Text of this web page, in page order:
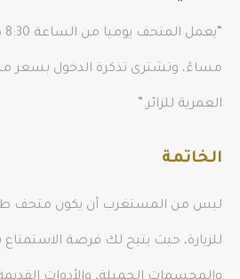
مساءً، وتشترى تذكرة الدخول بسعر
العمرية للزائر.”
الخاتمة
ليس من المستغرب أن يكون متحف
للزيارة، حيث يتيح لك فرصة الاستمتاع